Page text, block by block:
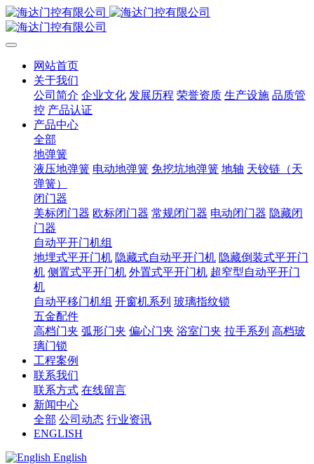
网站首页
关于我们
公司简介 企业文化 发展历程 荣誉资质 生产设施 品质管
控 产品认证
产品中心
全部
地弹簧
液压地弹簧 电动地弹簧 免挖坑地弹簧 地轴 天铰链（天
弹簧）
闭门器
美标闭门器 欧标闭门器 常规闭门器 电动闭门器 隐藏闭
门器
自动平开门机组
地埋式平开门机 隐藏式自动平开门机 隐藏倒装式平开门
机 侧置式平开门机 外置式平开门机 超窄型自动平开门
机
自动平移门机组 开窗机系列 玻璃指纹锁
五金配件
高档门夹 弧形门夹 偏心门夹 浴室门夹 拉手系列 高档玻
璃门锁
工程案例
联系我们
联系方式 在线留言
新闻中心
全部 公司动态 行业资讯
ENGLISH
English